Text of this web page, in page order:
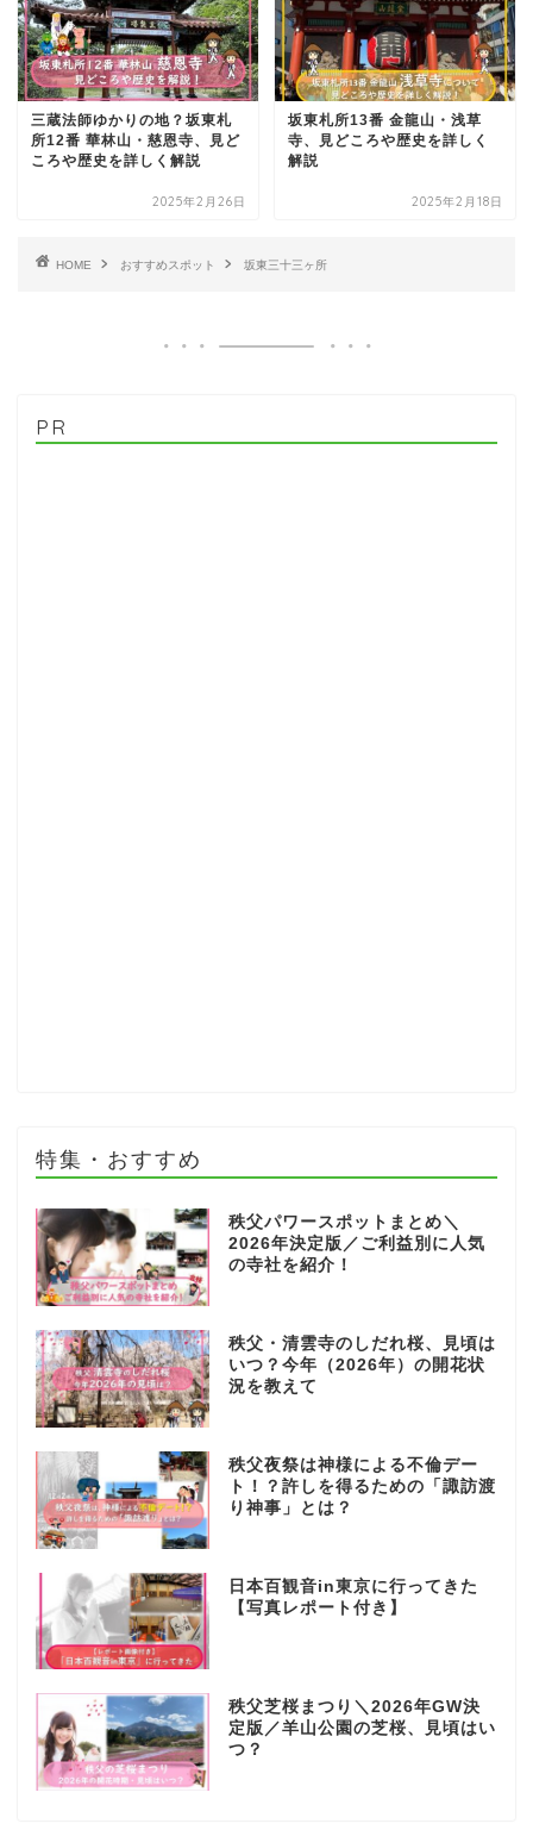
三蔵法師ゆかりの地？坂東札
所12番 華林山・慈恩寺、見ど
ころや歴史を詳しく解説
2025年2月26日
坂東札所13番 金龍山・浅草
寺、見どころや歴史を詳しく
解説
2025年2月18日
HOME おすすめスポット 坂東三十三ヶ所
PR
特集・おすすめ
秩父パワースポットまとめ＼
2026年決定版／ご利益別に人気
の寺社を紹介！
秩父・清雲寺のしだれ桜、見頃は
いつ？今年（2026年）の開花状
況を教えて
秩父夜祭は神様による不倫デー
ト！？許しを得るための「諏訪渡
り神事」とは？
日本百観音in東京に行ってきた
【写真レポート付き】
秩父芝桜まつり＼2026年GW決
定版／羊山公園の芝桜、見頃はい
つ？